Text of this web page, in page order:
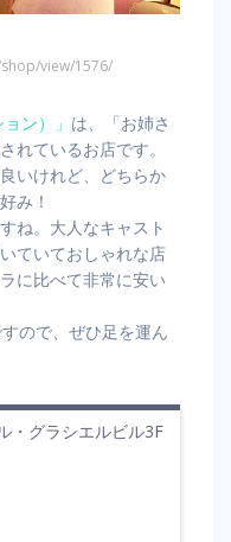
view/1576/
ン）」 は、「お姉さ
れているお店です。
いけれど、どちらか
み！
ね。大人なキャスト
ていておしゃれな店
に比べて非常に安い
ので、ぜひ足を運ん
・グラシエルビル3F